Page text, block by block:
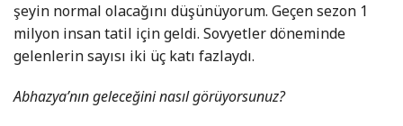
şeyin normal olacağını düşünüyorum. Geçen sezon 1
milyon insan tatil için geldi. Sovyetler döneminde
gelenlerin sayısı iki üç katı fazlaydı.
Abhazya’nın geleceğini nasıl görüyorsunuz?